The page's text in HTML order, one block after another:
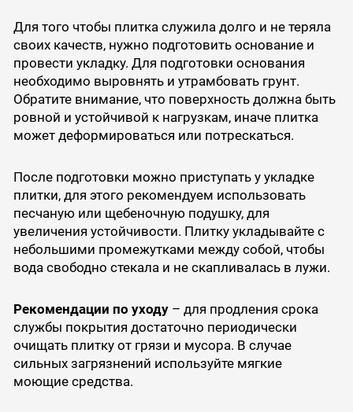
Для того чтобы плитка служила долго и не теряла
своих качеств, нужно подготовить основание и
провести укладку. Для подготовки основания
необходимо выровнять и утрамбовать грунт.
Обратите внимание, что поверхность должна быть
ровной и устойчивой к нагрузкам, иначе плитка
может деформироваться или потрескаться.
После подготовки можно приступать у укладке
плитки, для этого рекомендуем использовать
песчаную или щебеночную подушку, для
увеличения устойчивости. Плитку укладывайте с
небольшими промежутками между собой, чтобы
вода свободно стекала и не скапливалась в лужи.
Рекомендации по уходу– для продления срока
службы покрытия достаточно периодически
очищать плитку от грязи и мусора. В случае
сильных загрязнений используйте мягкие
моющие средства.